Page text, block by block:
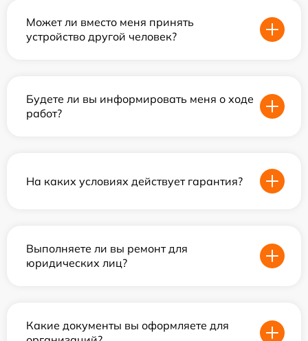
Может ли вместо меня принять
устройство другой человек?
Будете ли вы информировать меня о ходе
работ?
На каких условиях действует гарантия?
Выполняете ли вы ремонт для
юридических лиц?
Какие документы вы оформляете для